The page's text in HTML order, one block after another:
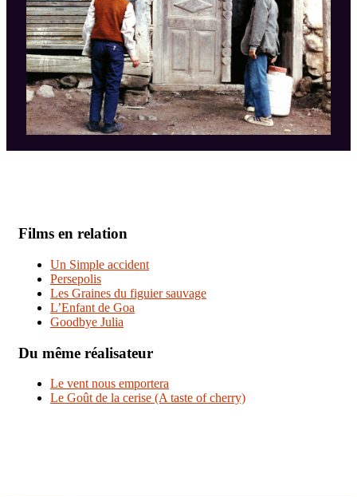
Films en relation
Un Simple accident
Persepolis
Les Graines du figuier sauvage
L’Enfant de Goa
Goodbye Julia
Du même réalisateur
Le vent nous emportera
Le Goût de la cerise (A taste of cherry)